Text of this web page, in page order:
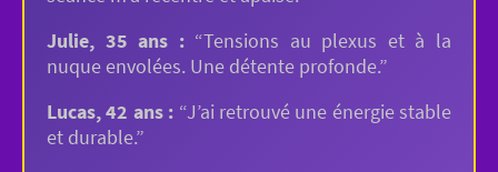
Julie, 35 ans :“Tensions au plexus et à la
nuque envolées. Une détente profonde.”
Lucas, 42 ans : “J’ai retrouvé une énergie stable
et durable.”